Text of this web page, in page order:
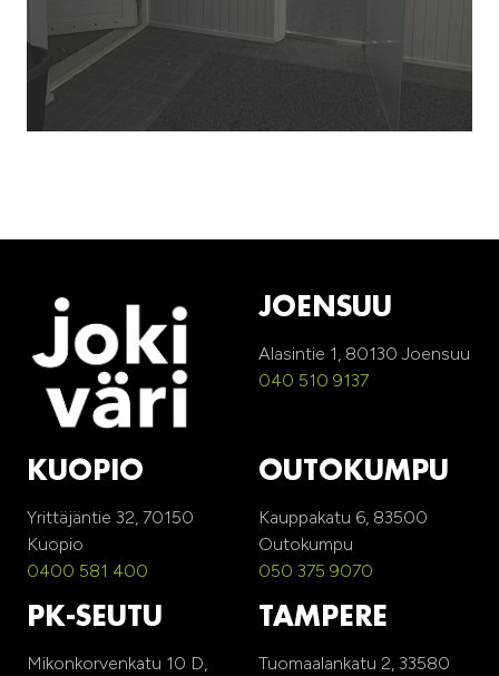
JOENSUU
Alasintie 1, 80130 Joensuu
040 510 9137
KUOPIO
Yrittäjäntie 32, 70150
Kuopio
0400 581 400
OUTOKUMPU
Kauppakatu 6, 83500
Outokumpu
050 375 9070
PK-SEUTU
Mikonkorvenkatu 10 D,
TAMPERE
Tuomaalankatu 2, 33580